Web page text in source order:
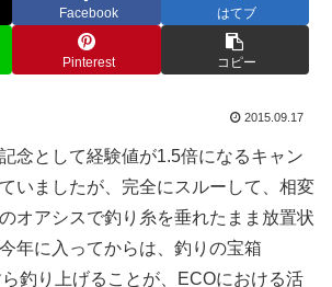
Facebook はてブ
Pinterest コピー
2015.09.17
念として経験値が1.5倍になるキャン
いましたが、完全にスルーして、相変
オアシスで釣り糸を垂れたまま放置状
年に入ってからは、釣りの宝箱
ら釣り上げることが、ECOにおける活